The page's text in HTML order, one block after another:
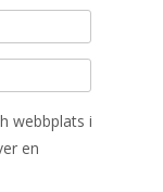
webbplats i
en